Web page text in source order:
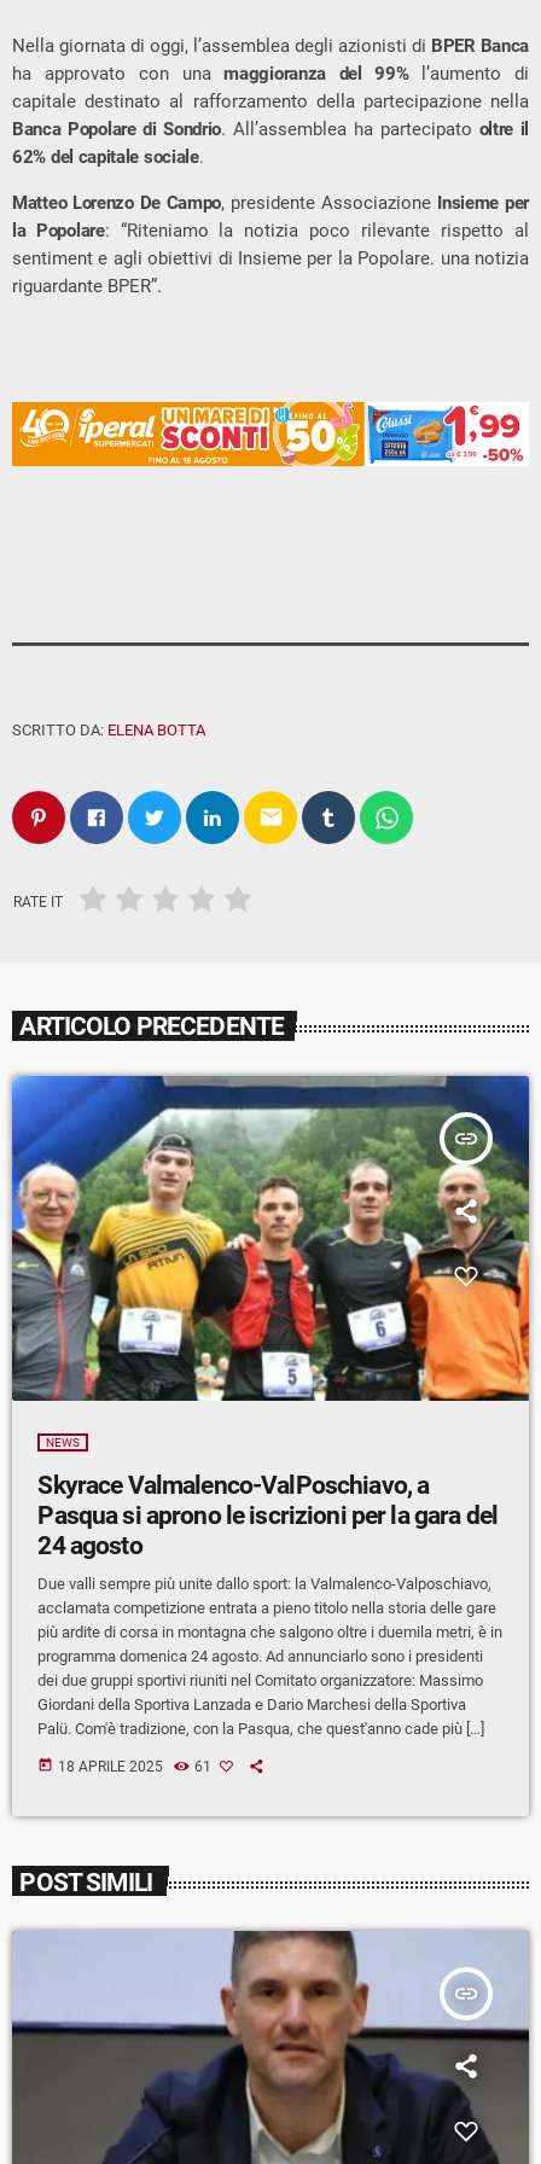
Nella giornata di oggi, l’assemblea degli azionisti di BPER Banca
ha approvato con unamaggioranza del 99%l’aumento di
capitale destinato al rafforzamento della partecipazione nella
Banca Popolare di Sondrio. All’assemblea ha partecipato oltre il
62% del capitale sociale.
Matteo Lorenzo De Campo, presidente Associazione Insieme per
la Popolare: “Riteniamo la notizia poco rilevante rispetto al
sentiment e agli obiettivi di Insieme per la Popolare. una notizia
riguardante BPER”.
SCRITTO DA: ELENA BOTTA
email
RATE IT
ARTICOLO PRECEDENTE
insert_link
NEWS
Skyrace Valmalenco-ValPoschiavo, a
Pasqua si aprono le iscrizioni per la gara del
24 agosto
Due valli sempre più unite dallo sport: la Valmalenco-Valposchiavo,
acclamata competizione entrata a pieno titolo nella storia delle gare
più ardite di corsa in montagna che salgono oltre i duemila metri, è in
programma domenica 24 agosto. Ad annunciarlo sono i presidenti
dei due gruppi sportivi riuniti nel Comitato organizzatore: Massimo
Giordani della Sportiva Lanzada e Dario Marchesi della Sportiva
Palü. Com'è tradizione, con la Pasqua, che quest'anno cade più […]
today 18 APRILE 2025 61
POST SIMILI
insert_link